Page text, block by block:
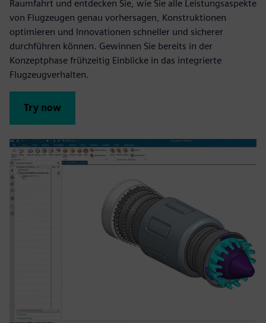
Raumfahrt und entdecken Sie, wie Sie alle Leistungsaspekte
von Flugzeugen genau vorhersagen, Konstruktionen
optimieren und Innovationen schneller und sicherer
durchführen können. Gewinnen Sie bereits in der
Konzeptphase frühzeitig Einblicke in das integrierte
Flugzeugverhalten.
Try now